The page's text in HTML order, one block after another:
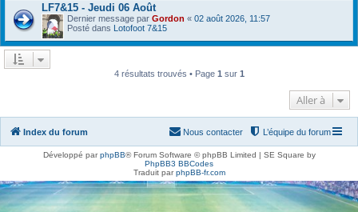
LF7&15 - Jeudi 06 Août
Dernier message par Gordon « 02 août 2026, 11:57
Posté dans Lotofoot 7&15
4 résultats trouvés • Page 1 sur 1
Aller à
Index du forum L’équipe du forum
Nous contacter
Développé parphpBB® Forum Software © phpBB Limited | SE Square by
PhpBB3 BBCodes
Traduit parphpBB-fr.com